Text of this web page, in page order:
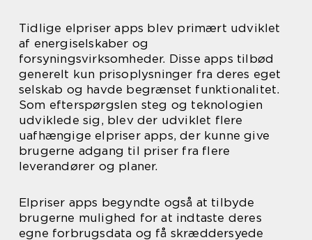
Tidlige elpriser apps blev primært udviklet
af energiselskaber og
forsyningsvirksomheder. Disse apps tilbød
generelt kun prisoplysninger fra deres eget
selskab og havde begrænset funktionalitet.
Som efterspørgslen steg og teknologien
udviklede sig, blev der udviklet flere
uafhængige elpriser apps, der kunne give
brugerne adgang til priser fra flere
leverandører og planer.
Elpriser apps begyndte også at tilbyde
brugerne mulighed for at indtaste deres
egne forbrugsdata og få skræddersyede